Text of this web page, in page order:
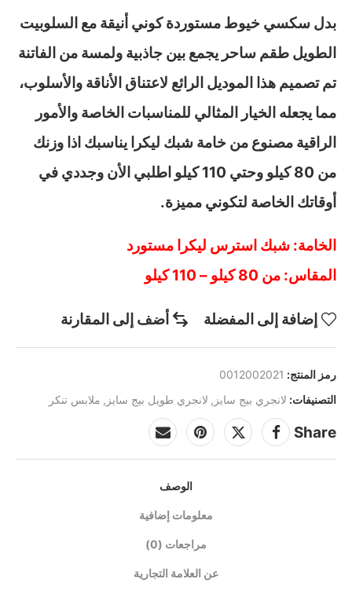
بدل سكسي خيوط مستوردة كوني أنيقة مع السلوبيت
الطويل طقم ساحر يجمع بين جاذبية ولمسة من الفاتنة
تم تصميم هذا الموديل الرائع لاعتناق الأناقة والأسلوب،
مما يجعله الخيار المثالي للمناسبات الخاصة والأمور
الراقية مصنوع من خامة شبك ليكرا يناسبك اذا وزنك
من 80 كيلو وحتي 110 كيلو اطلبي الأن وجددي في
أوقاتك الخاصة لتكوني مميزة.
الخامة: شبك استرس ليكرا مستورد
المقاس: من 80 كيلو – 110 كيلو
إضافة إلى المفضلة أضف إلى المقارنة
رمز المنتج: 0012002021
التصنيفات: لانجري بيج سايز , لانجري طويل بيج سايز , ملابس تنكر
Share
الوصف
معلومات إضافية
مراجعات (0)
عن العلامة التجارية